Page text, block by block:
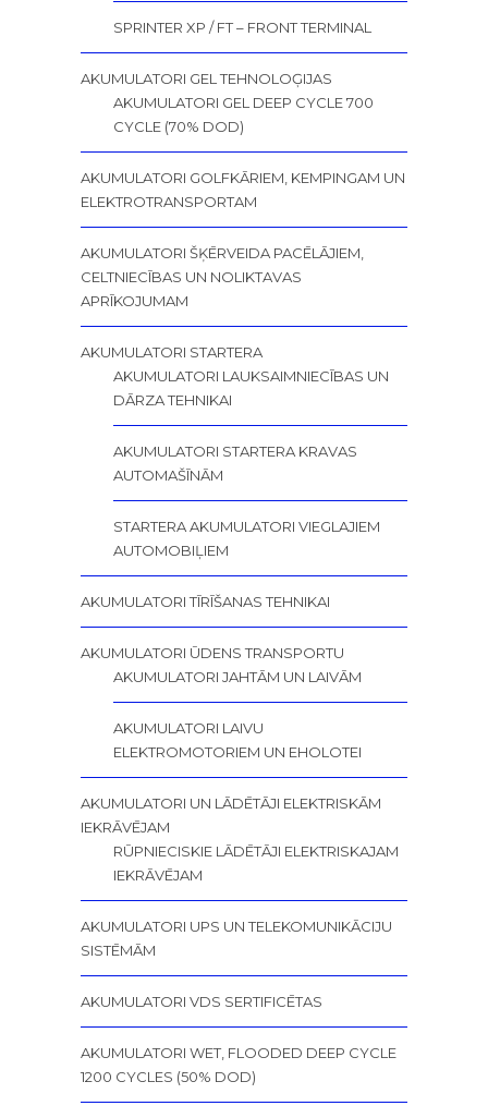
SPRINTER XP / FT – FRONT TERMINAL
AKUMULATORI GEL TEHNOLOĢIJAS
AKUMULATORI GEL DEEP CYCLE 700
CYCLE (70% DOD)
AKUMULATORI GOLFKĀRIEM, KEMPINGAM UN
ELEKTROTRANSPORTAM
AKUMULATORI ŠĶĒRVEIDA PACĒLĀJIEM,
CELTNIECĪBAS UN NOLIKTAVAS
APRĪKOJUMAM
AKUMULATORI STARTERA
AKUMULATORI LAUKSAIMNIECĪBAS UN
DĀRZA TEHNIKAI
AKUMULATORI STARTERA KRAVAS
AUTOMAŠĪNĀM
STARTERA AKUMULATORI VIEGLAJIEM
AUTOMOBIĻIEM
AKUMULATORI TĪRĪŠANAS TEHNIKAI
AKUMULATORI ŪDENS TRANSPORTU
AKUMULATORI JAHTĀM UN LAIVĀM
AKUMULATORI LAIVU
ELEKTROMOTORIEM UN EHOLOTEI
AKUMULATORI UN LĀDĒTĀJI ELEKTRISKĀM
IEKRĀVĒJAM
RŪPNIECISKIE LĀDĒTĀJI ELEKTRISKAJAM
IEKRĀVĒJAM
AKUMULATORI UPS UN TELEKOMUNIKĀCIJU
SISTĒMĀM
AKUMULATORI VDS SERTIFICĒTAS
AKUMULATORI WET, FLOODED DEEP CYCLE
1200 CYCLES (50% DOD)